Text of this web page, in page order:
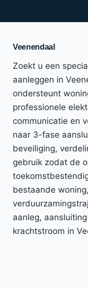
Veenendaal
Zoekt u een
aanleggen in
ondersteunt
professionele
communicatie en
naar 3-fase
beveiliging,
gebruik zodat de
bestaande
aanleg,
krachtstroom in